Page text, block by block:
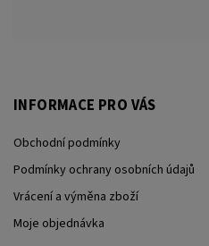
INFORMACE PRO VÁS
Obchodní podmínky
Podmínky ochrany osobních údajů
Vrácení a výměna zboží
Moje objednávka